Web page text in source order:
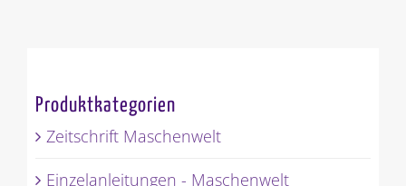
Produktkategorien
Zeitschrift Maschenwelt
Einzelanleitungen - Maschenwelt